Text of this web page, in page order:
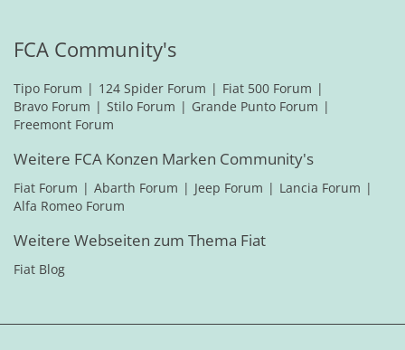
FCA Community's
Tipo Forum 124 Spider Forum
Fiat 500 Forum
Bravo Forum
Stilo Forum
Grande Punto Forum
Freemont Forum
Weitere FCA Konzen Marken Community's
Fiat Forum Abarth Forum Jeep Forum
Lancia Forum
Alfa Romeo Forum
Weitere Webseiten zum Thema Fiat
Fiat Blog